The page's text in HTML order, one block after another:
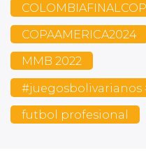
COPAAMERICA2024
MMB 2022
#juegosbolivarianos
futbol profesional